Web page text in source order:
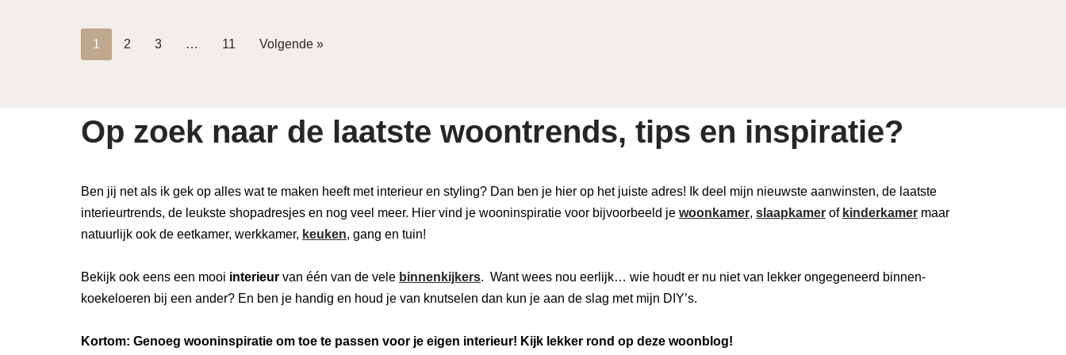
1 2 3 … 11 Volgende »
Op zoek naar de laatste woontrends, tips en inspiratie?
Ben jij net als ik gek op alles wat te maken heeft met interieur en styling? Dan ben je hier op het juiste adres! Ik deel mijn nieuwste aanwinsten, de laatste
interieurtrends, de leukste shopadresjes en nog veel meer. Hier vind je wooninspiratie voor bijvoorbeeld je woonkamer, slaapkamer of kinderkamer maar
natuurlijk ook de eetkamer, werkkamer, keuken, gang en tuin!
Bekijk ook eens een mooi interieur van één van de vele binnenkijkers. Want wees nou eerlijk… wie houdt er nu niet van lekker ongegeneerd binnen-
koekeloeren bij een ander? En ben je handig en houd je van knutselen dan kun je aan de slag met mijn DIY’s.
Kortom: Genoeg wooninspiratie om toe te passen voor je eigen interieur! Kijk lekker rond op deze woonblog!